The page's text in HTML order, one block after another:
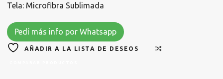
Tela: Microfibra Sublimada
Pedí más info por Whatsapp
AÑADIR A LA LISTA DE DESEOS